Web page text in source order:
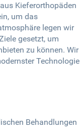
Kieferorthopäden
um das
legen wir
gesetzt, um
zu können. Wir
Technologie
Behandlungen